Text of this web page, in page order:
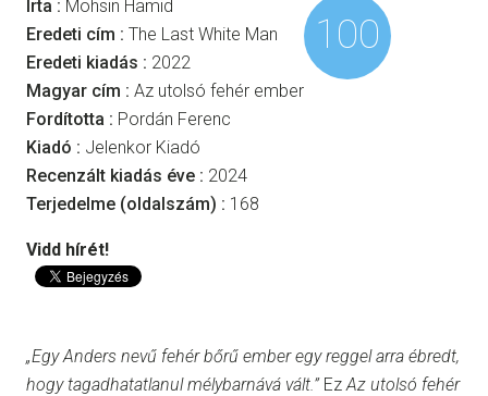
Írta : Mohsin Hamid
Eredeti cím : The Last White Man
Eredeti kiadás : 2022
Magyar cím : Az utolsó fehér ember
Fordította : Pordán Ferenc
Kiadó : Jelenkor Kiadó
Recenzált kiadás éve : 2024
Terjedelme (oldalszám) : 168
100
Vidd hírét!
„Egy Anders nevű fehér bőrű ember egy reggel arra ébredt,
hogy tagadhatatlanul mélybarnává vált.” Ez Az utolsó fehér